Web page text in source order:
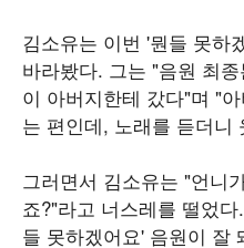
김소유는 이번 '뭔들 못하
바라봤다. 그는 "음원 최
이 아버지한테 갔다"며 "
는 편인데, 노래를 듣더니
그러면서 김소유는 "언니
죠?"라고 너스레를 떨었
들 못하겠어요' 음원이 잘